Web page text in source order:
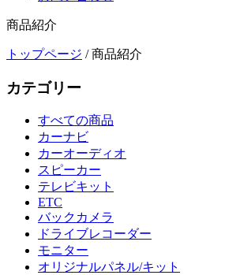
商品紹介
トップページ /商品紹介
カテゴリー
すべての商品
カーナビ
カーオーディオ
スピーカー
テレビキット
ETC
バックカメラ
ドライブレコーダー
モニター
オリジナルパネル/キット